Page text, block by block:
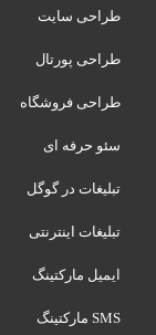
طراحی سایت
طراحی پورتال
طراحی فروشگاه
سئو حرفه ای
تبلیغات در گوگل
تبلیغات اینترنتی
ایمیل مارکتینگ
SMS مارکتینگ